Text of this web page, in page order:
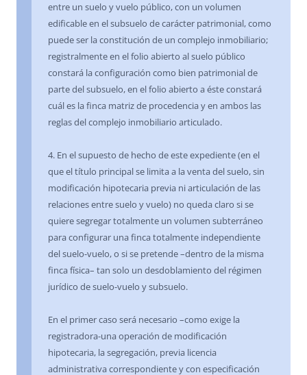
entre un suelo y vuelo público, con un volumen
edificable en el subsuelo de carácter patrimonial, como
puede ser la constitución de un complejo inmobiliario;
registralmente en el folio abierto al suelo público
constará la configuración como bien patrimonial de
parte del subsuelo, en el folio abierto a éste constará
cuál es la finca matriz de procedencia y en ambos las
reglas del complejo inmobiliario articulado.
4. En el supuesto de hecho de este expediente (en el
que el título principal se limita a la venta del suelo, sin
modificación hipotecaria previa ni articulación de las
relaciones entre suelo y vuelo) no queda claro si se
quiere segregar totalmente un volumen subterráneo
para configurar una finca totalmente independiente
del suelo-vuelo, o si se pretende –dentro de la misma
finca física– tan solo un desdoblamiento del régimen
jurídico de suelo-vuelo y subsuelo.
En el primer caso será necesario –como exige la
registradora-una operación de modificación
hipotecaria, la segregación, previa licencia
administrativa correspondiente y con especificación